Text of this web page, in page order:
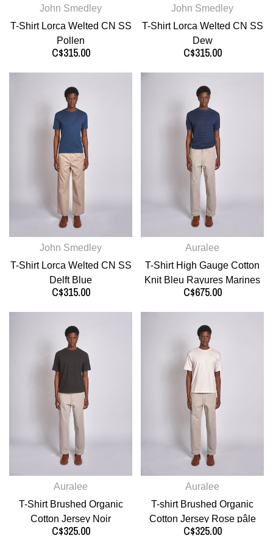
John Smedley
T-Shirt Lorca Welted CN SS
Pollen
C$315.00
John Smedley
T-Shirt Lorca Welted CN SS
Dew
C$315.00
John Smedley
T-Shirt Lorca Welted CN SS
Delft Blue
C$315.00
Auralee
T-Shirt High Gauge Cotton
Knit Bleu Rayures Marines
C$675.00
Auralee
T-Shirt Brushed Organic
Cotton Jersey Noir
C$325.00
Auralee
T-shirt Brushed Organic
Cotton Jersey Rose pâle
C$325.00